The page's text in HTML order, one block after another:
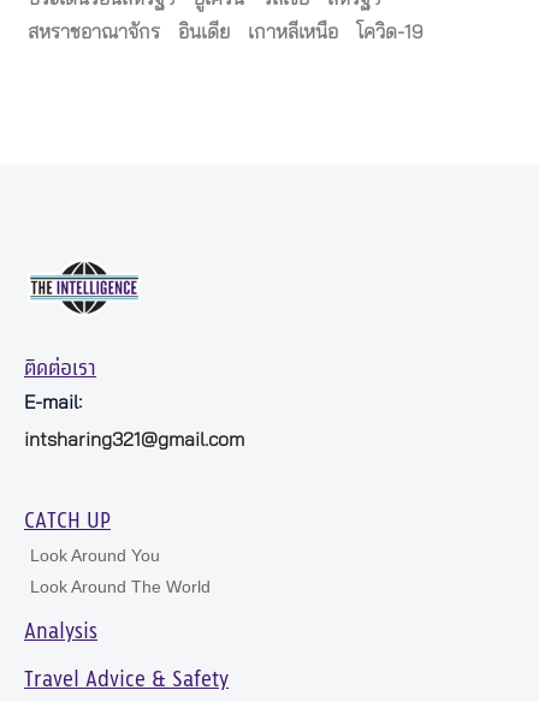
สหราชอาณาจักร
อินเดีย เกาหลีเหนือ โควิด-19
ติดต่อเรา
E-mail:
intsharing321@gmail.com
CATCH UP
Look Around You
Look Around The World
Analysis
Travel Advice & Safety